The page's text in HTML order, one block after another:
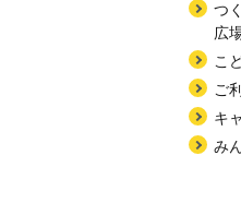
つ
広
こ
ご
キ
み